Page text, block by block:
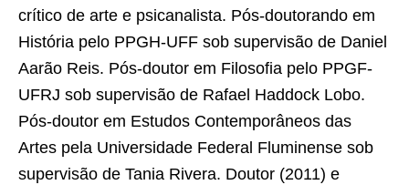
crítico de arte e psicanalista. Pós-doutorando em
História pelo PPGH-UFF sob supervisão de Daniel
Aarão Reis. Pós-doutor em Filosofia pelo PPGF-
UFRJ sob supervisão de Rafael Haddock Lobo.
Pós-doutor em Estudos Contemporâneos das
Artes pela Universidade Federal Fluminense sob
supervisão de Tania Rivera. Doutor (2011) e